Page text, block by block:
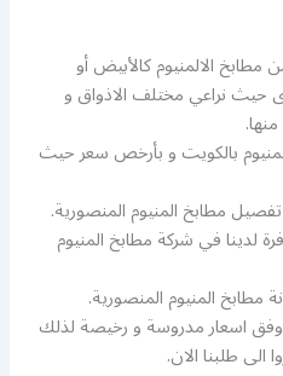
مطابخ الالمنيوم كالأبيض أو
حيث نراعي مختلف الاذواق و
بالكويت و بأرخص سعر حيث
مطابخ المنيوم المنصورية.
لدينا في شركة مطابخ المنيوم
مطابخ المنيوم المنصورية.
وفق اسعار مدروسة و رخيصة لذلك
طلبنا الان.